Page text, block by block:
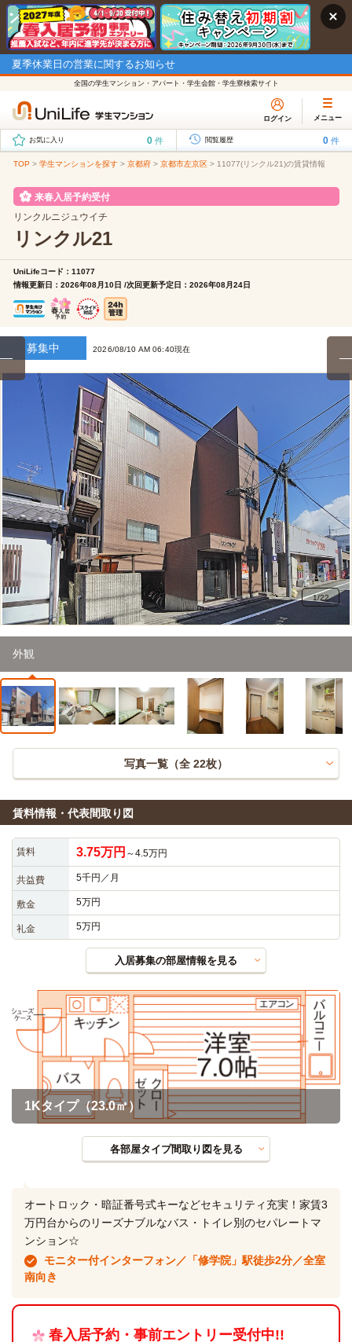
夏季休業日の営業に関するお知らせ
全国の学生マンション・アパート・学生会館・学生寮検索サイト
ログイン メニュー
お気に入り 0 件 閲覧履歴 0 件
TOP > 学生マンションを探す > 京都府 > 京都市左京区 > 11077(リンクル21)の賃貸情報
来春入居予約受付
リンクルニジュウイチ
リンクル21
UniLifeコード：11077
情報更新日：2026年08月10日 /次回更新予定日：2026年08月24日
募集中 2026/08/10 AM 06:40現在
外観
1/22
写真一覧（全 22枚）
賃料情報・代表間取り図
賃料 3.75万円 ～4.5万円
共益費 5千円／月
敷金 5万円
礼金 5万円
入居募集の部屋情報を見る
1Kタイプ（23.0㎡）
各部屋タイプ間取り図を見る
オートロック・暗証番号式キーなどセキュリティ充実！家賃3
万円台からのリーズナブルなバス・トイレ別のセパレートマ
ンション☆
モニター付インターフォン／「修学院」駅徒歩2分／全室
南向き
春入居予約・事前エントリー受付中!!